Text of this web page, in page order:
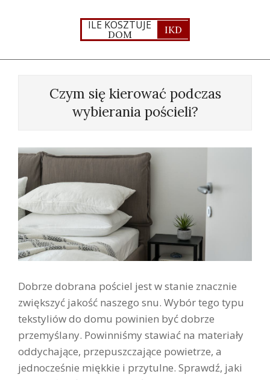
ILE KOSZTUJE
DOM IKD
Czym się kierować podczas
wybierania pościeli?
Dobrze dobrana pościel jest w stanie znacznie
zwiększyć jakość naszego snu. Wybór tego typu
tekstyliów do domu powinien być dobrze
przemyślany. Powinniśmy stawiać na materiały
oddychające, przepuszczające powietrze, a
jednocześnie miękkie i przytulne. Sprawdź, jaki